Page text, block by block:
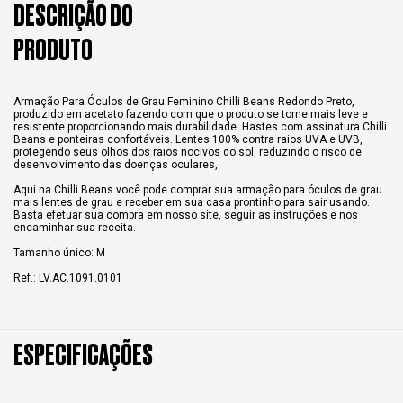
DESCRIÇÃO DO
PRODUTO
Armação Para Óculos de Grau Feminino Chilli Beans Redondo Preto,
produzido em acetato fazendo com que o produto se torne mais leve e
resistente proporcionando mais durabilidade. Hastes com assinatura Chilli
Beans e ponteiras confortáveis. Lentes 100% contra raios UVA e UVB,
protegendo seus olhos dos raios nocivos do sol, reduzindo o risco de
desenvolvimento das doenças oculares,
Aqui na Chilli Beans você pode comprar sua armação para óculos de grau
mais lentes de grau e receber em sua casa prontinho para sair usando.
Basta efetuar sua compra em nosso site, seguir as instruções e nos
encaminhar sua receita.
Tamanho único: M
Ref.: LV.AC.1091.0101
ESPECIFICAÇÕES